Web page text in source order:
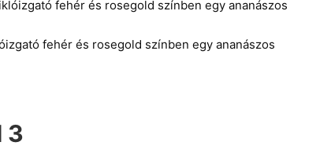
fehér és rosegold színben egy ananászos
3